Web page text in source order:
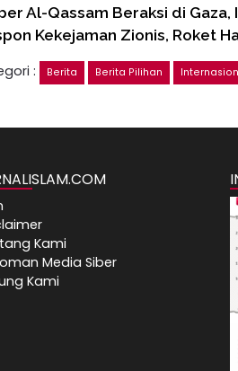
Al-Qassam Beraksi di
Kekejaman Zionis, Roket
:
Berita Berita Pilihan
Kami
Media Siber
Kami